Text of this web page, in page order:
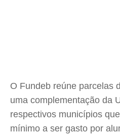
O Fundeb reúne parcelas
uma complementação da
respectivos municípios
mínimo a ser gasto por